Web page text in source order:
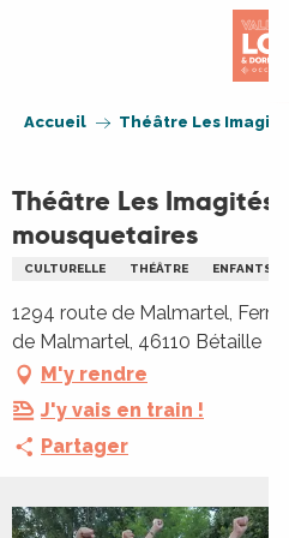
Accueil Théâtre Les
Théâtre Les Imagités
mousquetaires
CULTURELLE THÉÂTRE ENFANTS
1294 route de Malmartel,
de Malmartel, 46110 Bétaille
M'y rendre
J'y vais en train !
Partager